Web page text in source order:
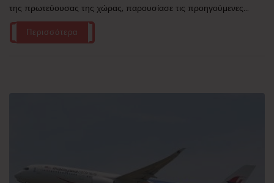
της πρωτεύουσας της χώρας, παρουσίασε τις προηγούμενες...
Περισσότερα